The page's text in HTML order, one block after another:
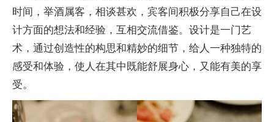
时间，举酒属客，相谈甚欢，宾客间积极分享自己在设
计方面的想法和经验，互相交流借鉴。设计是一门艺
术，通过创造性的构思和精妙的细节，给人一种独特的
感受和体验，使人在其中既能舒展身心，又能有美的享
受。